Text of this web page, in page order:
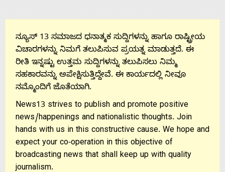
ನ್ಯೂಸ್ 13 ಸಮಾಜದ ಧನಾತ್ಮಕ ಸುದ್ದಿಗಳನ್ನು ಹಾಗೂ ರಾಷ್ಟ್ರೀಯ
ವಿಚಾರಗಳನ್ನು ನಿಮಗೆ ತಲುಪಿಸುವ ಪ್ರಯತ್ನ ಮಾಡುತ್ತದೆ. ಈ
ರೀತಿ ಇನ್ನಷ್ಟು ಉತ್ತಮ ಸುದ್ದಿಗಳನ್ನು ತಲುಪಿಸಲು ನಿಮ್ಮ
ಸಹಕಾರವನ್ನು ಅಪೇಕ್ಷಿಸುತ್ತಿದ್ದೇವೆ. ಈ ಕಾರ್ಯದಲ್ಲಿ ನೀವೂ
ನಮ್ಮೊಂದಿಗೆ ಜೊತೆಯಾಗಿ.
News13 strives to publish and promote positive
news/happenings and nationalistic thoughts. Join
hands with us in this constructive cause. We hope and
expect your co-operation in this objective of
broadcasting news that shall keep up with quality
journalism.